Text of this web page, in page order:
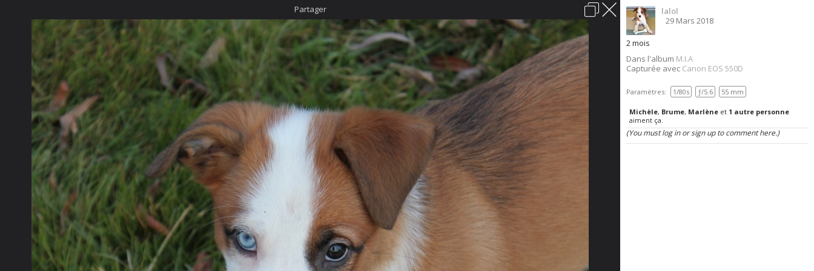
MÄÄÄÄÄÄÄÄÄÄÄÄÄÄÄHHHHHHH...
FORUMS GALERIE
Explorer Localisations Appareils photo Tags Cloud
CONCOURS PHOTO MEMBRES
Accueil Nous contacter Aide Charte du forum Politique de confidentialité
La communauté
Forum de discussions francophone des
passionnés du Border Collie.
Rejoignez
aujourd'hui la communauté grandissante des
amoureux de cette race d'exception.
Raccourcis
Galerie
Concours photo
Devenir animateur
Nous contacter
Ouvrir la
Navigation Rapide
Likez-nous Sauvons-les.
Vous êtes à la recherche d'un chien? Les chenils
l'attente d'un foyer chaleureux. Offrez-leur cette
chance, ils vous en seront tellement
reconnaissants.
Forum software by XenForo ® © 2010-2019 XenForo Ltd. Le forum est hébergé par Webdomain.com
Some XenForo functionality crafted by ThemeHouse
Partager
lalol
29 Mars 2018
2 mois
Dans l'album M.I.A
Capturée avec Canon EOS 550D
Paramètres: 1/80s ƒ/5.6 55 mm
Michèle, Brume, Marlène et 1 autre personne
aiment ça.
(You must log in or sign up to comment here.)